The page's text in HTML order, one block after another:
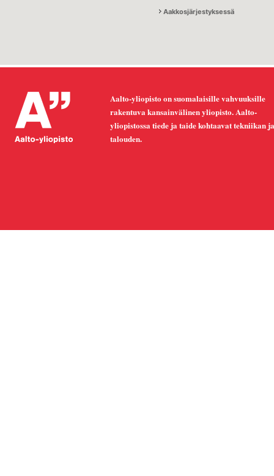
Aakkosjärjestyksessä
Aalto-yliopisto on suomalaisille vahvuuksille
rakentuva kansainvälinen yliopisto. Aalto-
yliopistossa tiede ja taide kohtaavat tekniikan ja
talouden.